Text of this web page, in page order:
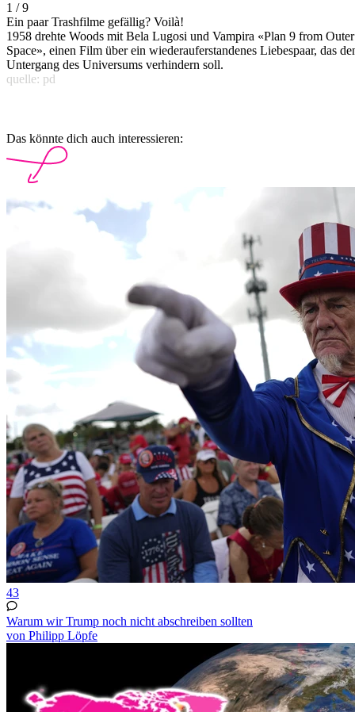
1 / 9
Ein paar Trashfilme gefällig? Voilà!
1958 drehte Woods mit Bela Lugosi und Vampira «Plan 9 from Outer
Space», einen Film über ein wiederauferstandenes Liebespaar, das
Untergang des Universums verhindern soll.
quelle: pd
Das könnte dich auch interessieren:
43
Warum wir Trump noch nicht abschreiben sollten
von Philipp Löpfe